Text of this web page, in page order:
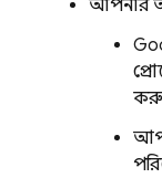
আপনার